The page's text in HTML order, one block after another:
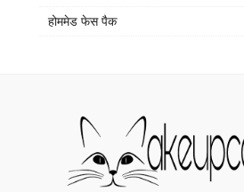
होममेड फेस पैक